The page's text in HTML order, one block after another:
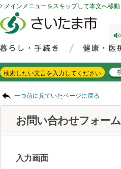
メインメニューをスキップして本文へ移動
一つ前に見ていたページに戻る
お問い合わせフォーム
入力画面